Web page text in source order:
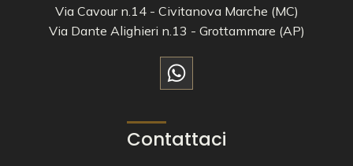
Via Cavour n.14 - Civitanova Marche (MC)
Via Dante Alighieri n.13 - Grottammare (AP)
Contattaci